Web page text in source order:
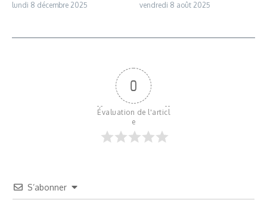
lundi 8 décembre 2025 vendredi 8 août 2025
0
Évaluation de l'articl
e
S’abonner